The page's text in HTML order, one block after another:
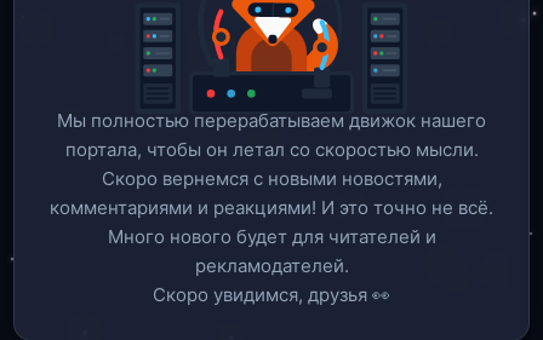
Мы полностью перерабатываем движок нашего
портала, чтобы он летал со скоростью мысли.
Скоро вернемся c новыми новостями,
комментариями и реакциями! И это точно не всё.
Много нового будет для читателей и
рекламодателей.
Скоро увидимся, друзья 👀